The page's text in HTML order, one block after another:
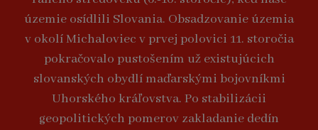
územie osídlili Slovania. Obsadzovanie územia
v okolí Michaloviec v prvej polovici 11. storočia
pokračovalo pustošením už existujúcich
slovanských obydlí maďarskými bojovníkmi
Uhorského kráľovstva. Po stabilizácii
geopolitických pomerov zakladanie dedín